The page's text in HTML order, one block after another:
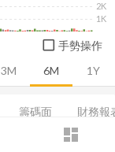
dashboard
登入
3M 6M 1Y
1K
2K
手勢操作
籌碼面 財務報